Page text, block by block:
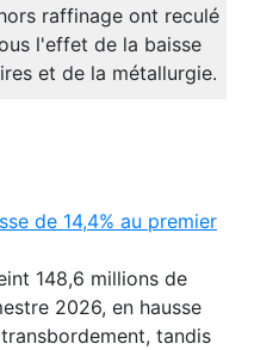
raffinage ont reculé
l'effet de la baisse
et de la métallurgie.
de 14,4% au premier
148,6 millions de
2026, en hausse
tandis